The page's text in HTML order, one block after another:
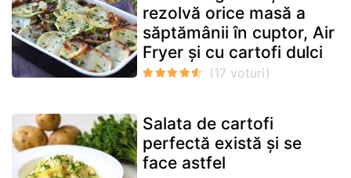
rezolvă orice masă a
săptămânii în cuptor, Air
Fryer și cu cartofi dulci
Salata de cartofi
perfectă există și se
face astfel